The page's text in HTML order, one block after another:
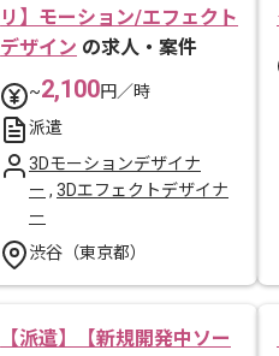
リ】モーション/エフェクト
デザイン の求人・案件
~2,100円／時
派遣
3Dモーションデザイナ
ー , 3Dエフェクトデザイナ
ー
渋谷（東京都）
【派遣】【新規開発中ソー